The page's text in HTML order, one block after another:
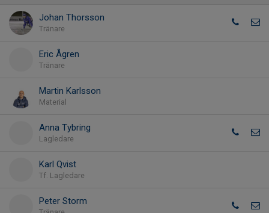
Johan Thorsson
Tränare
Eric Ågren
Tränare
Martin Karlsson
Material
Anna Tybring
Lagledare
Karl Qvist
Tf. Lagledare
Peter Storm